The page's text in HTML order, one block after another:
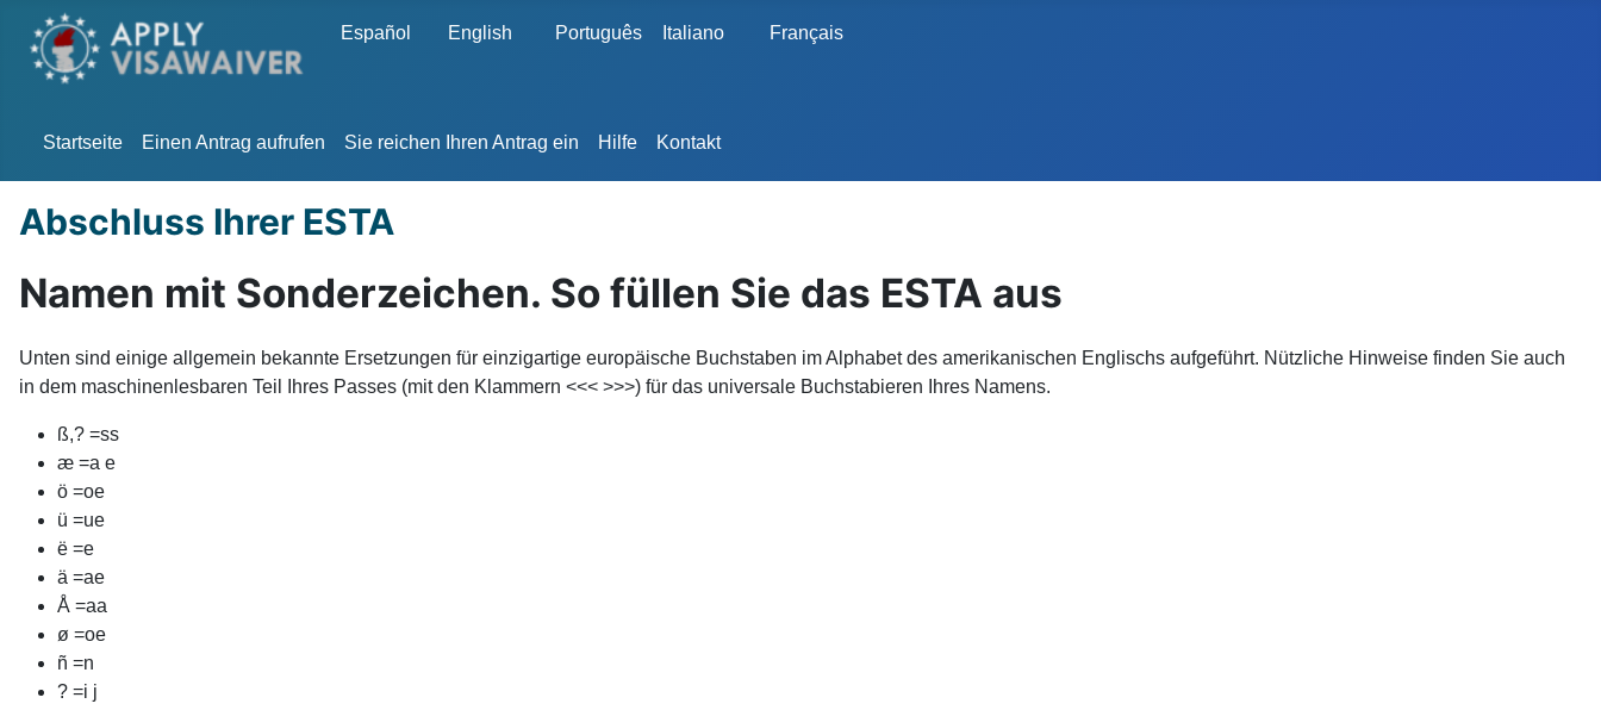
Sprache auswählen
Español English Português Italiano Français
Startseite Einen Antrag aufrufen Sie reichen Ihren Antrag ein Hilfe Kontakt
Abschluss Ihrer ESTA
Namen mit Sonderzeichen. So füllen Sie das ESTA aus
Unten sind einige allgemein bekannte Ersetzungen für einzigartige europäische Buchstaben im Alphabet des amerikanischen Englischs aufgeführt. Nützliche Hinweise finden Sie auch
in dem maschinenlesbaren Teil Ihres Passes (mit den Klammern <<< >>>) für das universale Buchstabieren Ihres Namens.
ß,? =ss
æ =a e
ö =oe
ü =ue
ë =e
ä =ae
Å =aa
ø =oe
ñ =n
? =i j